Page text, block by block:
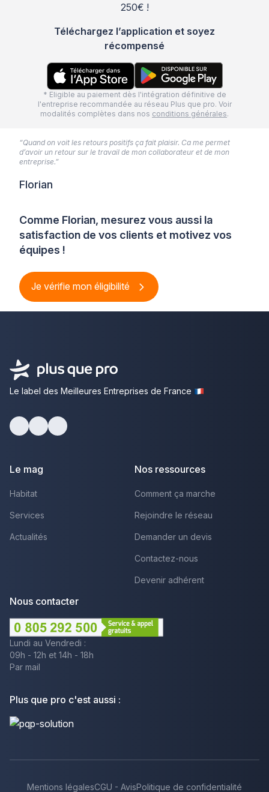
250€ !
Téléchargez l’application et soyez
récompensé
* Eligible au paiement dès l'intégration définitive de
l'entreprise recommandée au réseau Plus que pro. Voir
modalités complètes dans nos conditions générales.
Comme Florian, mesurez vous aussi la
satisfaction de vos clients et motivez vos
équipes !
Je vérifie mon éligibilité
“Quand on voit les retours positifs ça fait plaisir. Ca me permet
d’avoir un retour sur le travail de mon collaborateur et de mon
entreprise.”
Florian
Le label des Meilleures Entreprises de France
Le mag
Habitat
Services
Actualités
Nos ressources
Comment ça marche
Rejoindre le réseau
Demander un devis
Contactez-nous
Devenir adhérent
Nous contacter
Lundi au Vendredi :
09h - 12h et 14h - 18h
Par mail
Plus que pro c'est aussi :
Mentions légalesCGU - AvisPolitique de confidentialité